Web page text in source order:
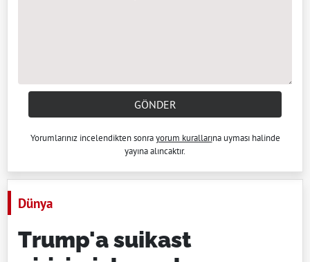
GÖNDER
Yorumlarınız incelendikten sonrayorum kurallarına uyması halinde
yayına alıncaktır.
Dünya
Trump'a suikast